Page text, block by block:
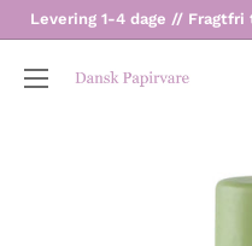
Levering 1-4 dage //
Dansk